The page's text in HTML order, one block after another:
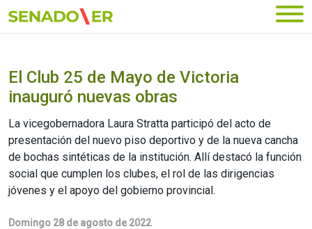
Ir al menú principal
El Club 25 de Mayo de Victoria
inauguró nuevas obras
La vicegobernadora Laura Stratta participó del acto de
presentación del nuevo piso deportivo y de la nueva cancha
de bochas sintéticas de la institución. Allí destacó la función
social que cumplen los clubes, el rol de las dirigencias
jóvenes y el apoyo del gobierno provincial.
Domingo 28 de agosto de 2022